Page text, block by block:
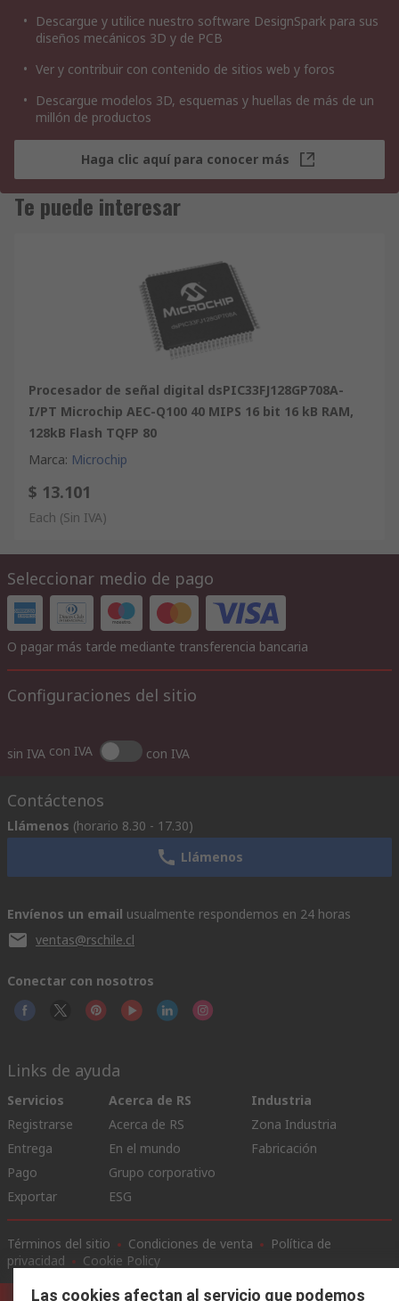
Descargue y utilice nuestro software DesignSpark para sus
diseños mecánicos 3D y de PCB
Ver y contribuir con contenido de sitios web y foros
Descargue modelos 3D, esquemas y huellas de más de un
millón de productos
Haga clic aquí para conocer más
Te puede interesar
Procesador de señal digital dsPIC33FJ128GP708A-
I/PT Microchip AEC-Q100 40 MIPS 16 bit 16 kB RAM,
128kB Flash TQFP 80
Marca: Microchip
$ 13.101
Each (Sin IVA)
Seleccionar medio de pago
O pagar más tarde mediante transferencia bancaria
Configuraciones del sitio
sin IVA con IVA con IVA
Contáctenos
Llámenos (horario 8.30 - 17.30)
Llámenos
Envíenos un email usualmente respondemos en 24 horas
ventas@rschile.cl
Conectar con nosotros
Links de ayuda
Servicios
Registrarse
Entrega
Pago
Exportar
Acerca de RS
Acerca de RS
En el mundo
Grupo corporativo
ESG
Industria
Zona Industria
Fabricación
Términos del sitio Condiciones de venta
Política de
privacidad
Cookie Policy
Las cookies afectan al servicio que podemos